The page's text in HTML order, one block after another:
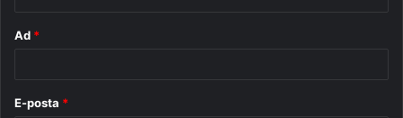
Ad *
E-posta *